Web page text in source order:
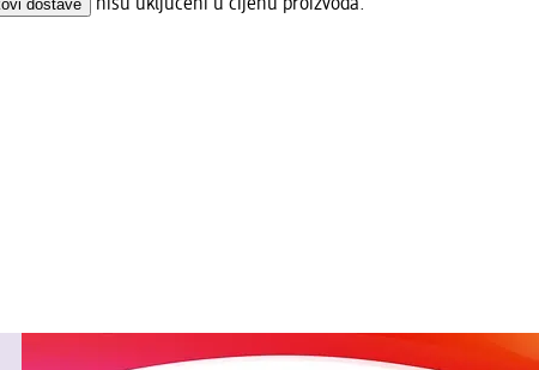
dostave nisu uključeni u cijenu proizvoda.